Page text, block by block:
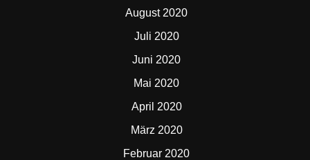
August 2020
Juli 2020
Juni 2020
Mai 2020
April 2020
März 2020
Februar 2020